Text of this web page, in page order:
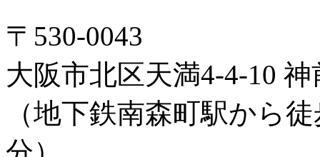
〒530-0043
大阪市北区天満4-4-10
（地下鉄南森町駅から